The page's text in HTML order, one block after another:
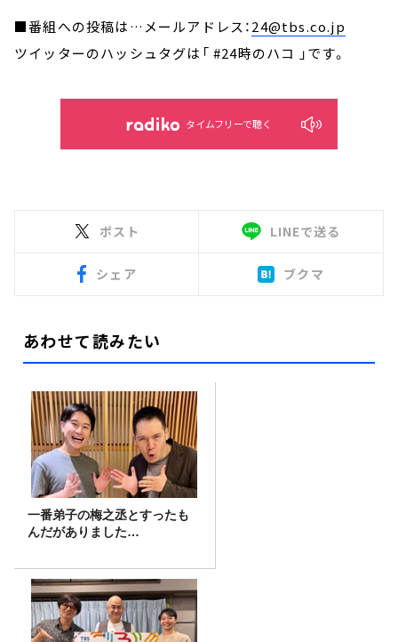
■番組への投稿は…メールアドレス：24@tbs.co.jp
ツイッターのハッシュタグは「 #24時のハコ 」です。
タイムフリーで聴く
ポスト LINEで送る
シェア ブクマ
あわせて読みたい
一番弟子の梅之丞とすったも
んだがありました…